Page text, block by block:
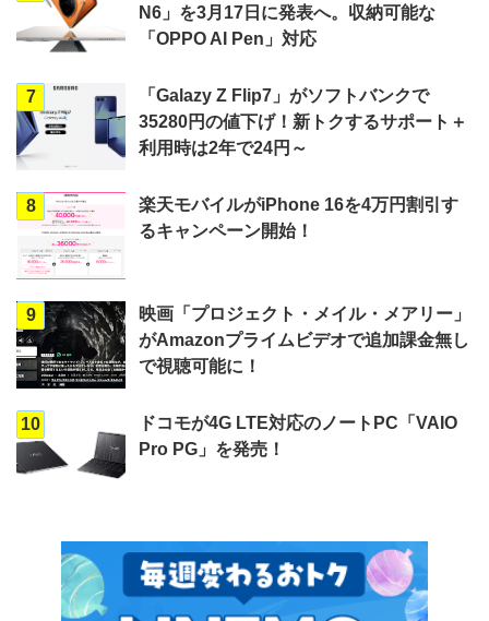
N6」を3月17日に発表へ。収納可能な
「OPPO AI Pen」対応
7
「Galazy Z Flip7」がソフトバンクで
35280円の値下げ！新トクするサポート＋
利用時は2年で24円～
8
楽天モバイルがiPhone 16を4万円割引す
るキャンペーン開始！
9
映画「プロジェクト・メイル・メアリー」
がAmazonプライムビデオで追加課金無し
で視聴可能に！
10
ドコモが4G LTE対応のノートPC「VAIO
Pro PG」を発売！